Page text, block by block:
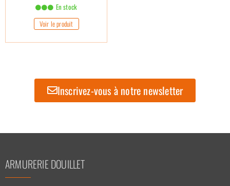
En stock
Voir le produit
Inscrivez-vous à notre newsletter
ARMURERIE DOUILLET